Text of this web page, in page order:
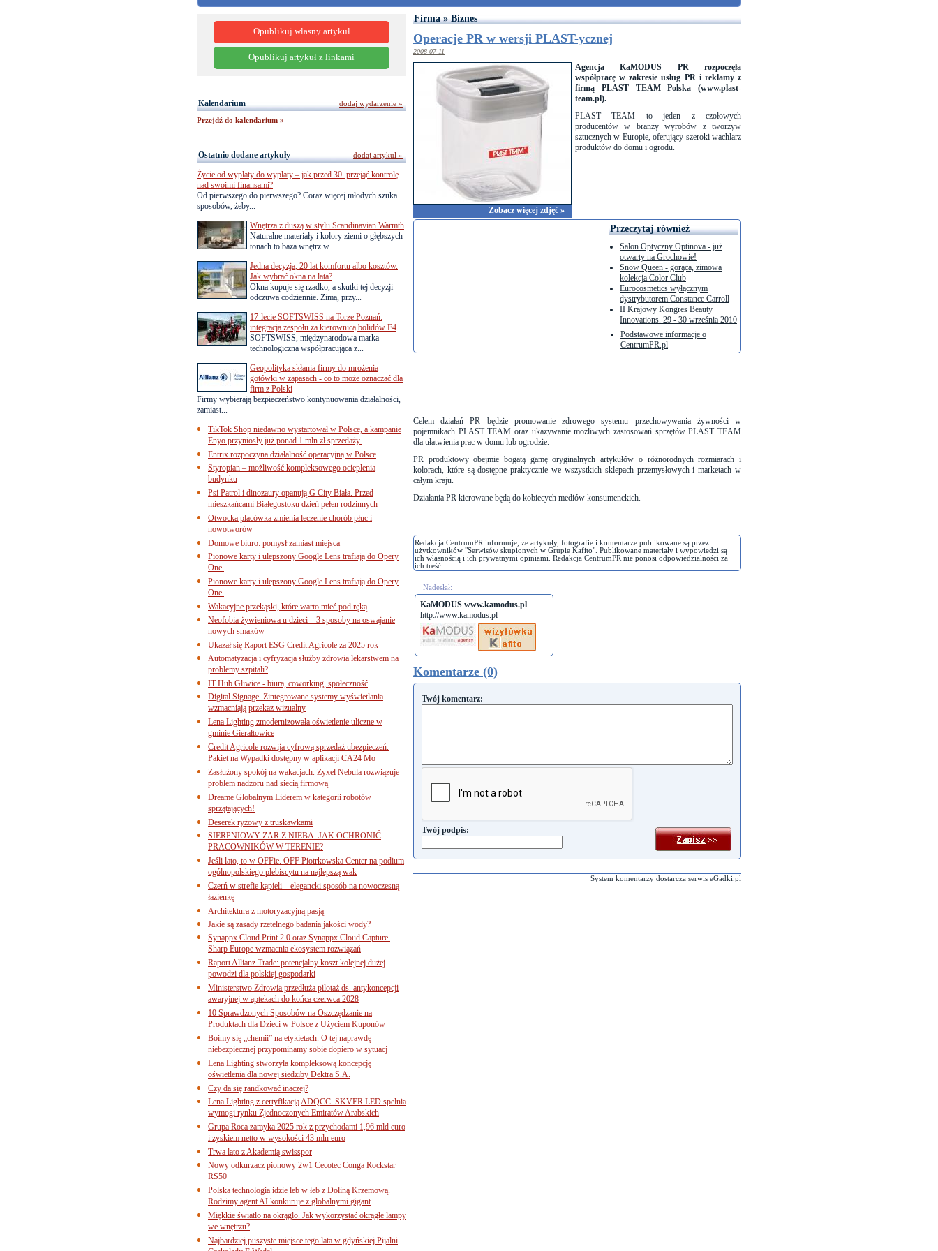
Firma » Biznes
Operacje PR w wersji PLAST-ycznej
2008-07-11
Zobacz więcej zdjęć »
Agencja KaMODUS PR rozpoczęła
współpracę w zakresie usług PR i reklamy z
firmą PLAST TEAM Polska (www.plast-
team.pl).
PLAST TEAM to jeden z czołowych
producentów w branży wyrobów z tworzyw
sztucznych w Europie, oferujący szeroki wachlarz
produktów do domu i ogrodu.
Przeczytaj również
Salon Optyczny Optinova - już
otwarty na Grochowie!
Snow Queen - gorąca, zimowa
kolekcja Color Club
Eurocosmetics wyłącznym
dystrybutorem Constance Carroll
II Krajowy Kongres Beauty
Innovations. 29 - 30 września 2010
Podstawowe informacje o
CentrumPR.pl
Celem działań PR będzie promowanie zdrowego systemu przechowywania żywności w
pojemnikach PLAST TEAM oraz ukazywanie możliwych zastosowań sprzętów PLAST TEAM
dla ułatwienia prac w domu lub ogrodzie.
PR produktowy obejmie bogatą gamę oryginalnych artykułów o różnorodnych rozmiarach i
kolorach, które są dostępne praktycznie we wszystkich sklepach przemysłowych i marketach w
całym kraju.
Działania PR kierowane będą do kobiecych mediów konsumenckich.
Redakcja CentrumPR informuje, że artykuły, fotografie i komentarze publikowane są przez
użytkowników "Serwisów skupionych w Grupie Kafito". Publikowane materiały i wypowiedzi są
ich własnością i ich prywatnymi opiniami. Redakcja CentrumPR nie ponosi odpowiedzialności za
ich treść.
Nadesłał:
KaMODUS www.kamodus.pl
http://www.kamodus.pl
Komentarze (0)
Twój komentarz:
Twój podpis:
System komentarzy dostarcza serwis eGadki.pl
Opublikuj własny artykuł
Opublikuj artykuł z linkami
Kalendarium
Przejdź do kalendarium »
dodaj wydarzenie »
Ostatnio dodane artykuły
Życie od wypłaty do wypłaty – jak przed 30. przejąć kontrolę
nad swoimi finansami?
Od pierwszego do pierwszego? Coraz więcej młodych szuka
sposobów, żeby...
Wnętrza z duszą w stylu Scandinavian Warmth
Naturalne materiały i kolory ziemi o głębszych
tonach to baza wnętrz w...
Jedna decyzja, 20 lat komfortu albo kosztów.
Jak wybrać okna na lata?
Okna kupuje się rzadko, a skutki tej decyzji
odczuwa codziennie. Zimą, przy...
17-lecie SOFTSWISS na Torze Poznań:
integracja zespołu za kierownicą bolidów F4
SOFTSWISS, międzynarodowa marka
technologiczna współpracująca z...
Geopolityka skłania firmy do mrożenia
gotówki w zapasach - co to może oznaczać dla
firm z Polski
Firmy wybierają bezpieczeństwo kontynuowania działalności,
zamiast...
TikTok Shop niedawno wystartował w Polsce, a kampanie
Enyo przyniosły już ponad 1 mln zł sprzedaży.
Entrix rozpoczyna działalność operacyjną w Polsce
Styropian – możliwość kompleksowego ocieplenia
budynku
Psi Patrol i dinozaury opanują G City Biała. Przed
mieszkańcami Białegostoku dzień pełen rodzinnych
Otwocka placówka zmienia leczenie chorób płuc i
nowotworów
Domowe biuro: pomysł zamiast miejsca
Pionowe karty i ulepszony Google Lens trafiają do Opery
One.
Pionowe karty i ulepszony Google Lens trafiają do Opery
One.
Wakacyjne przekąski, które warto mieć pod ręką
Neofobia żywieniowa u dzieci – 3 sposoby na oswajanie
nowych smaków
Ukazał się Raport ESG Credit Agricole za 2025 rok
Automatyzacja i cyfryzacja służby zdrowia lekarstwem na
problemy szpitali?
IT Hub Gliwice - biura, coworking, społeczność
Digital Signage. Zintegrowane systemy wyświetlania
wzmacniają przekaz wizualny
Lena Lighting zmodernizowała oświetlenie uliczne w
gminie Gierałtowice
Credit Agricole rozwija cyfrową sprzedaż ubezpieczeń.
Pakiet na Wypadki dostępny w aplikacji CA24 Mo
Zasłużony spokój na wakacjach. Zyxel Nebula rozwiązuje
problem nadzoru nad siecią firmową
Dreame Globalnym Liderem w kategorii robotów
sprzątających!
Deserek ryżowy z truskawkami
SIERPNIOWY ŻAR Z NIEBA. JAK OCHRONIĆ
PRACOWNIKÓW W TERENIE?
Jeśli lato, to w OFFie. OFF Piotrkowska Center na podium
ogólnopolskiego plebiscytu na najlepszą wak
Czerń w strefie kąpieli – elegancki sposób na nowoczesną
łazienkę
Architektura z motoryzacyjną pasją
Jakie są zasady rzetelnego badania jakości wody?
Synappx Cloud Print 2.0 oraz Synappx Cloud Capture.
Sharp Europe wzmacnia ekosystem rozwiązań
Raport Allianz Trade: potencjalny koszt kolejnej dużej
powodzi dla polskiej gospodarki
Ministerstwo Zdrowia przedłuża pilotaż ds. antykoncepcji
awaryjnej w aptekach do końca czerwca 2028
10 Sprawdzonych Sposobów na Oszczędzanie na
Produktach dla Dzieci w Polsce z Użyciem Kuponów
Boimy się „chemii” na etykietach. O tej naprawdę
niebezpiecznej przypominamy sobie dopiero w sytuacj
Lena Lighting stworzyła kompleksową koncepcję
oświetlenia dla nowej siedziby Dektra S.A.
Czy da się randkować inaczej?
Lena Lighting z certyfikacją ADQCC. SKVER LED spełnia
wymogi rynku Zjednoczonych Emiratów Arabskich
Grupa Roca zamyka 2025 rok z przychodami 1,96 mld euro
i zyskiem netto w wysokości 43 mln euro
Trwa lato z Akademią swisspor
Nowy odkurzacz pionowy 2w1 Cecotec Conga Rockstar
RS50
Polska technologia idzie łeb w łeb z Doliną Krzemową.
Rodzimy agent AI konkuruje z globalnymi gigant
Miękkie światło na okrągło. Jak wykorzystać okrągłe lampy
we wnętrzu?
Najbardziej puszyste miejsce tego lata w gdyńskiej Pijalni
dodaj artykuł »